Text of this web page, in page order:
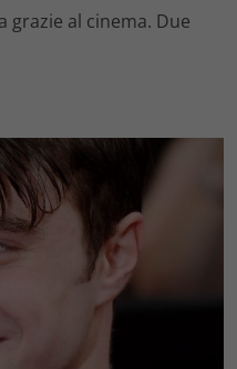
grazie al cinema. Due